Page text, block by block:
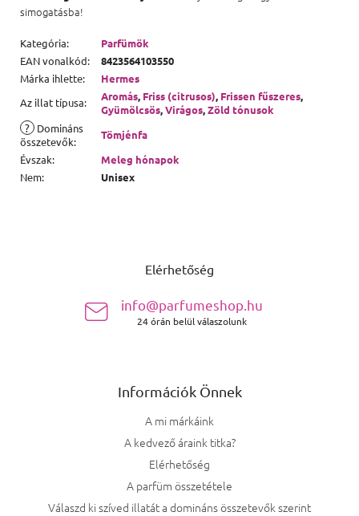
simogatásba!
Kategória:
Parfümök
EAN vonalkód:
8423564103550
Márka ihlette:
Hermes
Az illat típusa: Aromás, Friss (citrusos), Frissen fűszeres,
Gyümölcsös,Virágos,Zöld tónusok
? Domináns
összetevők:
Tömjénfa
Évszak:
Meleg hónapok
Nem: Unisex
Elérhetőség
info@parfumeshop.hu
24 órán belül válaszolunk
Információk Önnek
A mi márkáink
A kedvező áraink titka?
Elérhetőség
A parfüm összetétele
Válaszd ki szíved illatát a domináns összetevők szerint